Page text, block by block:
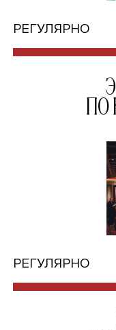
РЕГУЛЯРНО
по
РЕГУЛЯРНО